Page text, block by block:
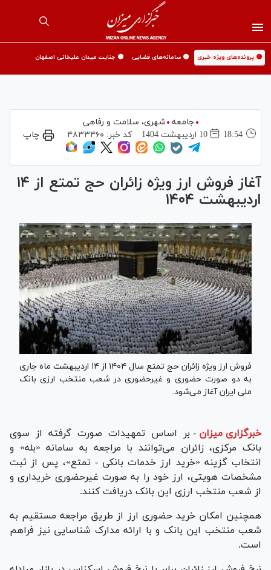
🟡 پرونده‌های ویژه خبری 🟡 سامانه‌های قضایی 🟡 جنایت میدان علیخانی اصفهان
جامعه
شهری،‌ سلامت و رفاهی
18:54
10 ارديبهشت 1404 کد خبر: ۴۸۳۳۴۶۰ چاپ
آغاز فروش ارز ویژه زائران حج تمتع از ۱۴
اردیبهشت ۱۴۰۴
فروش ارز ویژه زائران حج تمتع سال ۱۴۰۴ از ۱۴ اردیبهشت ماه جاری
به دو صورت حضوری و غیرحضوری در شعب منتخب ارزی بانک
ملی ایران آغاز می‌شود.
خبرگزاری میزان - بر اساس تمهیدات صورت گرفته از سوی
بانک مرکزی، زائران می‌توانند با مراجعه به سامانه «بله» و
انتخاب گزینه «خرید ارز خدمات بانکی - تمتع»، پس از ثبت
مشخصات هویتی، ارز خود را به صورت غیرحضوری خریداری و
از شعب منتخب ارزی این بانک دریافت کنند.
همچنین امکان خرید حضوری ارز از طریق مراجعه مستقیم به
شعب منتخب این بانک و با ارائه مدارک شناسایی نیز فراهم
است.